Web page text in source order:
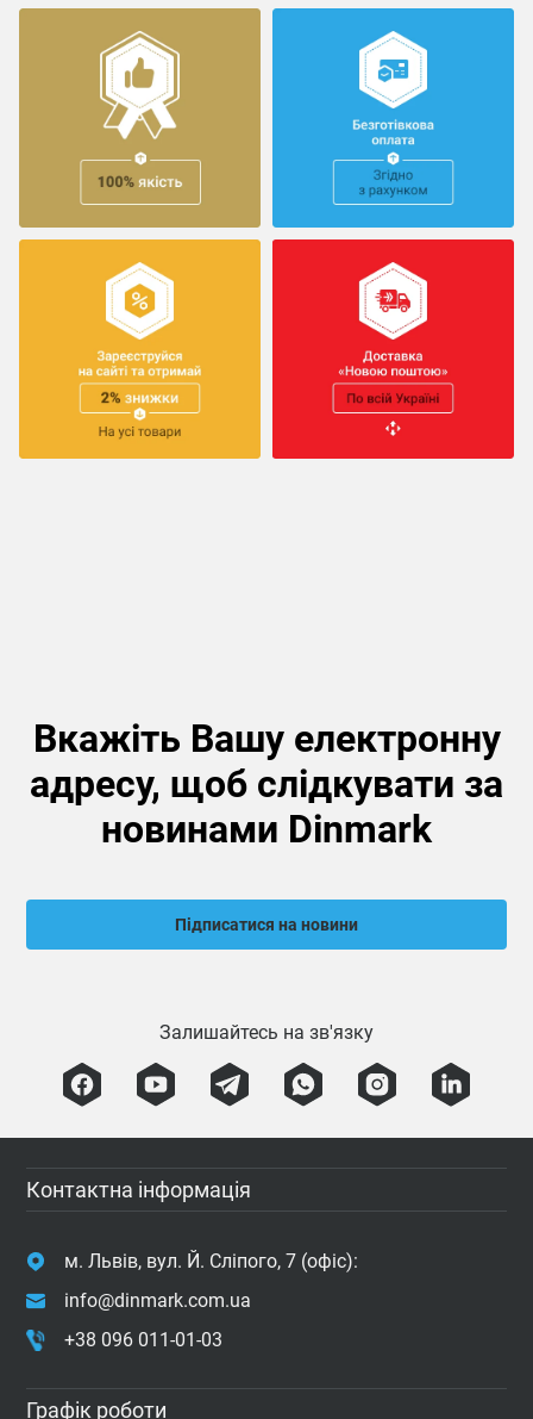
Вкажіть Вашу електронну
адресу, щоб слідкувати за
новинами Dinmark
Підписатися на новини
Залишайтесь на зв'язку
Контактна інформація
м. Львів, вул. Й. Сліпого, 7 (офіс):
info@dinmark.com.ua
+38 096 011-01-03
Графік роботи